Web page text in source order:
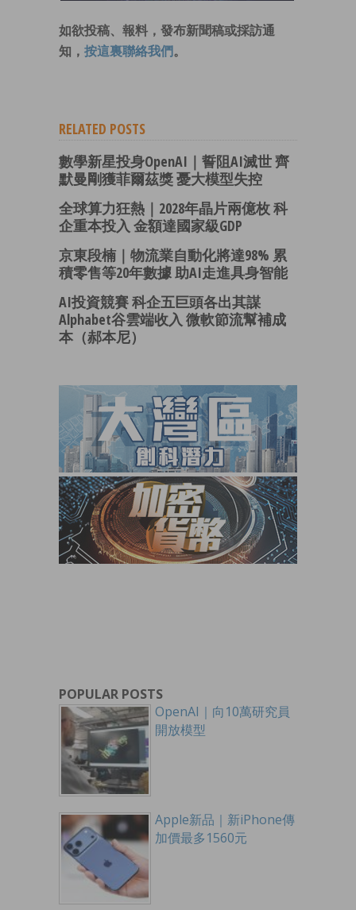
如欲投稿、報料，發布新聞稿或採訪通
知， 按這裏聯絡我們 。
RELATED POSTS
數學新星投身OpenAI｜誓阻AI滅世 齊
默曼剛獲菲爾茲獎 憂大模型失控
全球算力狂熱｜2028年晶片兩億枚 科
企重本投入 金額達國家級GDP
京東段楠｜物流業自動化將達98% 累
積零售等20年數據 助AI走進具身智能
AI投資競賽 科企五巨頭各出其謀
Alphabet谷雲端收入 微軟節流幫補成
本（郝本尼）
POPULAR POSTS
OpenAI｜向10萬研究員
開放模型
Apple新品｜新iPhone傳
加價最多1560元